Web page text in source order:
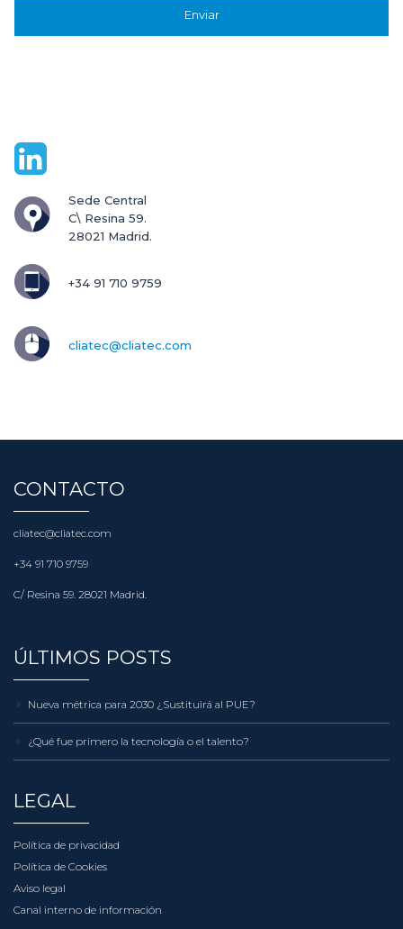
Sede Central
C\ Resina 59.
28021 Madrid.
+34 91 710 9759
cliatec@cliatec.com
CONTACTO
cliatec@cliatec.com
+34 91 710 9759
C/ Resina 59. 28021 Madrid.
ÚLTIMOS POSTS
Nueva métrica para 2030 ¿Sustituirá al PUE?
¿Qué fue primero la tecnología o el talento?
LEGAL
Política de privacidad
Política de Cookies
Aviso legal
Canal interno de información